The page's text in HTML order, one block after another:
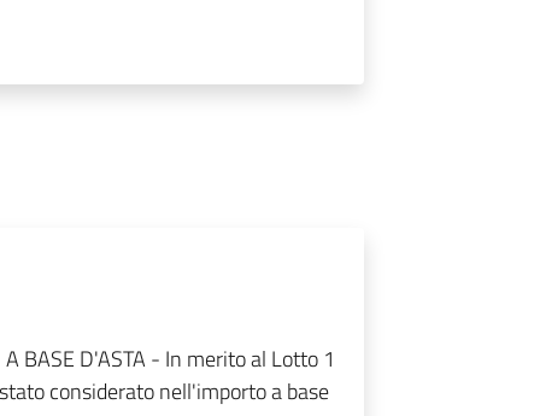
BASE D'ASTA - In merito al Lotto 1
considerato nell'importo a base